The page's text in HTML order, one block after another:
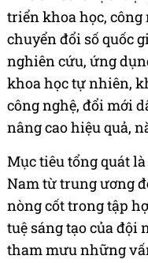
triển khoa học, công
chuyển đổi số quốc
nghiên cứu, ứng
khoa học tự nhiên,
công nghệ, đổi mới
nâng cao hiệu quả,
Mục tiêu tổng quát
Nam từ trung ương
nòng cốt trong tập
tuệ sáng tạo của đội
tham mưu những